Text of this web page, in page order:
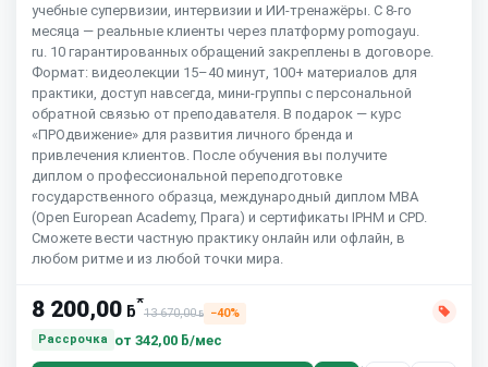
учебные супервизии, интервизии и ИИ-тренажёры. С 8-го
месяца — реальные клиенты через платформу pomogayu.
ru. 10 гарантированных обращений закреплены в договоре.
Формат: видеолекции 15–40 минут, 100+ материалов для
практики, доступ навсегда, мини-группы с персональной
обратной связью от преподавателя. В подарок — курс
«ПРОдвижение» для развития личного бренда и
привлечения клиентов. После обучения вы получите
диплом о профессиональной переподготовке
государственного образца, международный диплом MBA
(Open European Academy, Прага) и сертификаты IPHM и CPD.
Сможете вести частную практику онлайн или офлайн, в
любом ритме и из любой точки мира.
8 200,00 ƃ*
13 670,00ƃ
−40%
Рассрочка
от 342,00 ƃ/мес